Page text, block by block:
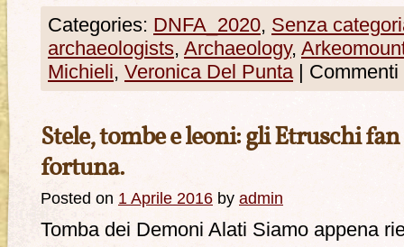
Categories: DNFA_2020, Senza
archaeologists, Archaeology,
Michieli, Veronica Del Punta
Stele, tombe e leoni: gli Etruschi
fortuna.
Posted on 1 Aprile 2016 by admin
Tomba dei Demoni Alati Siamo appena